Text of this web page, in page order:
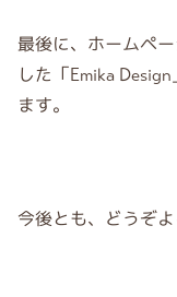
最後に、ホームペ
した「Emika
ます。
今後とも、どうぞ